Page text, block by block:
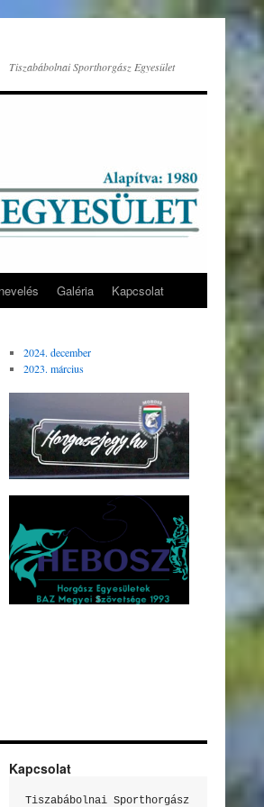
Tiszabábolnai Sporthorgász Egyesület
Galéria Kapcsolat
2024. december
2023. március
Kapcsolat
Tiszabábolnai Sporthorgász